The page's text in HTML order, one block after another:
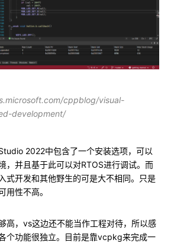
cppblog/visual-
development/
2022中包含了一个安装选项，可以
，并且基于此可以对RTOS进行调试。而
式开发和其他野生的可是大不相同。只是
用性不高。
高，vs这边还不能当作工程对待，所以感
个功能很独立。目前是靠vcpkg来完成一